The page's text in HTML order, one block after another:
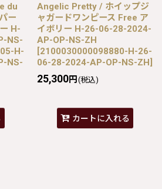
du
ー
H-
NS-
H-
NS-
Angelic Pretty / ホイップジ
ャガードワンピース Free ア
イボリー H-26-06-28-2024-
AP-OP-NS-ZH
[2100030000098880-H-26-
06-28-2024-AP-OP-NS-ZH]
25,300円 (税込)
カートに入れる